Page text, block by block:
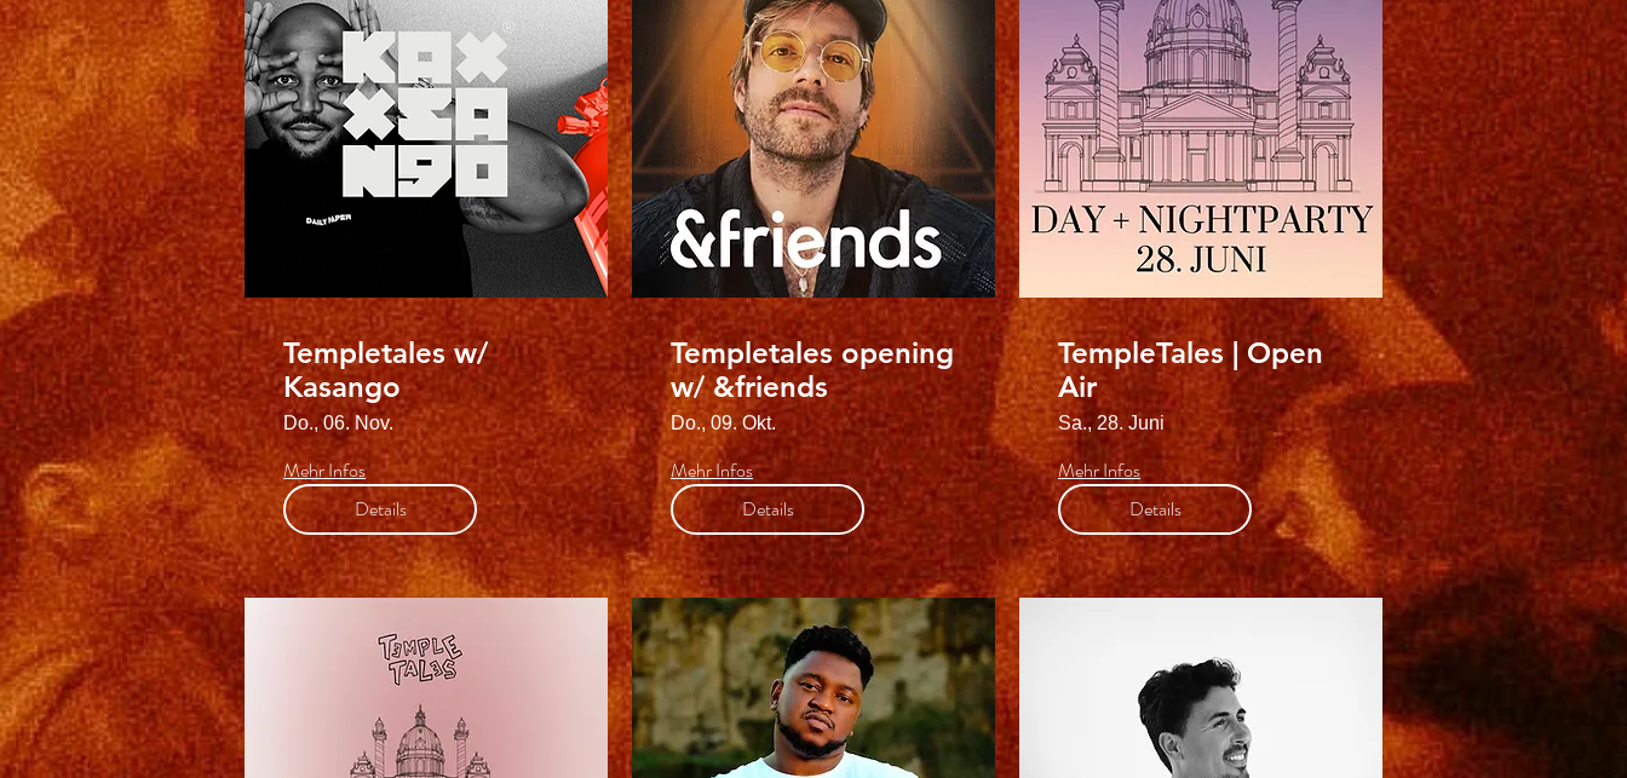
Templetales w/
Kasango
Do., 06. Nov.
Mehr Infos
Details
Templetales opening
w/ &friends
Do., 09. Okt.
Mehr Infos
Details
TempleTales | Open
Air
Sa., 28. Juni
Mehr Infos
Details